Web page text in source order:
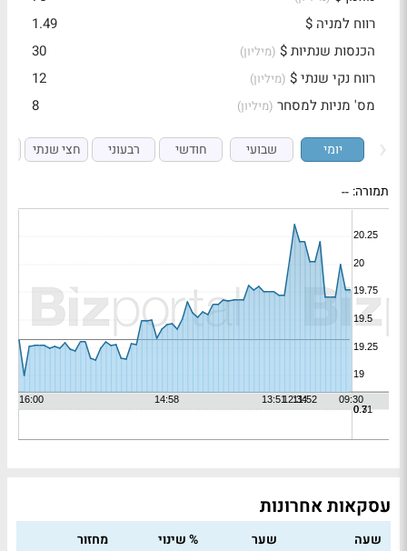
רווח למניה $
1.49
הכנסות שנתיות $ (מיליון)
30
רווח נקי שנתי $ (מיליון)
12
מס' מניות למסחר (מיליון) 8
יומי שבועי חודשי רבעוני חצי שנתי
תמורה: --
עסקאות אחרונות
שעה שער % שינוי
מחזור